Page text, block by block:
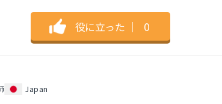
役に立った ｜ 0
Japan